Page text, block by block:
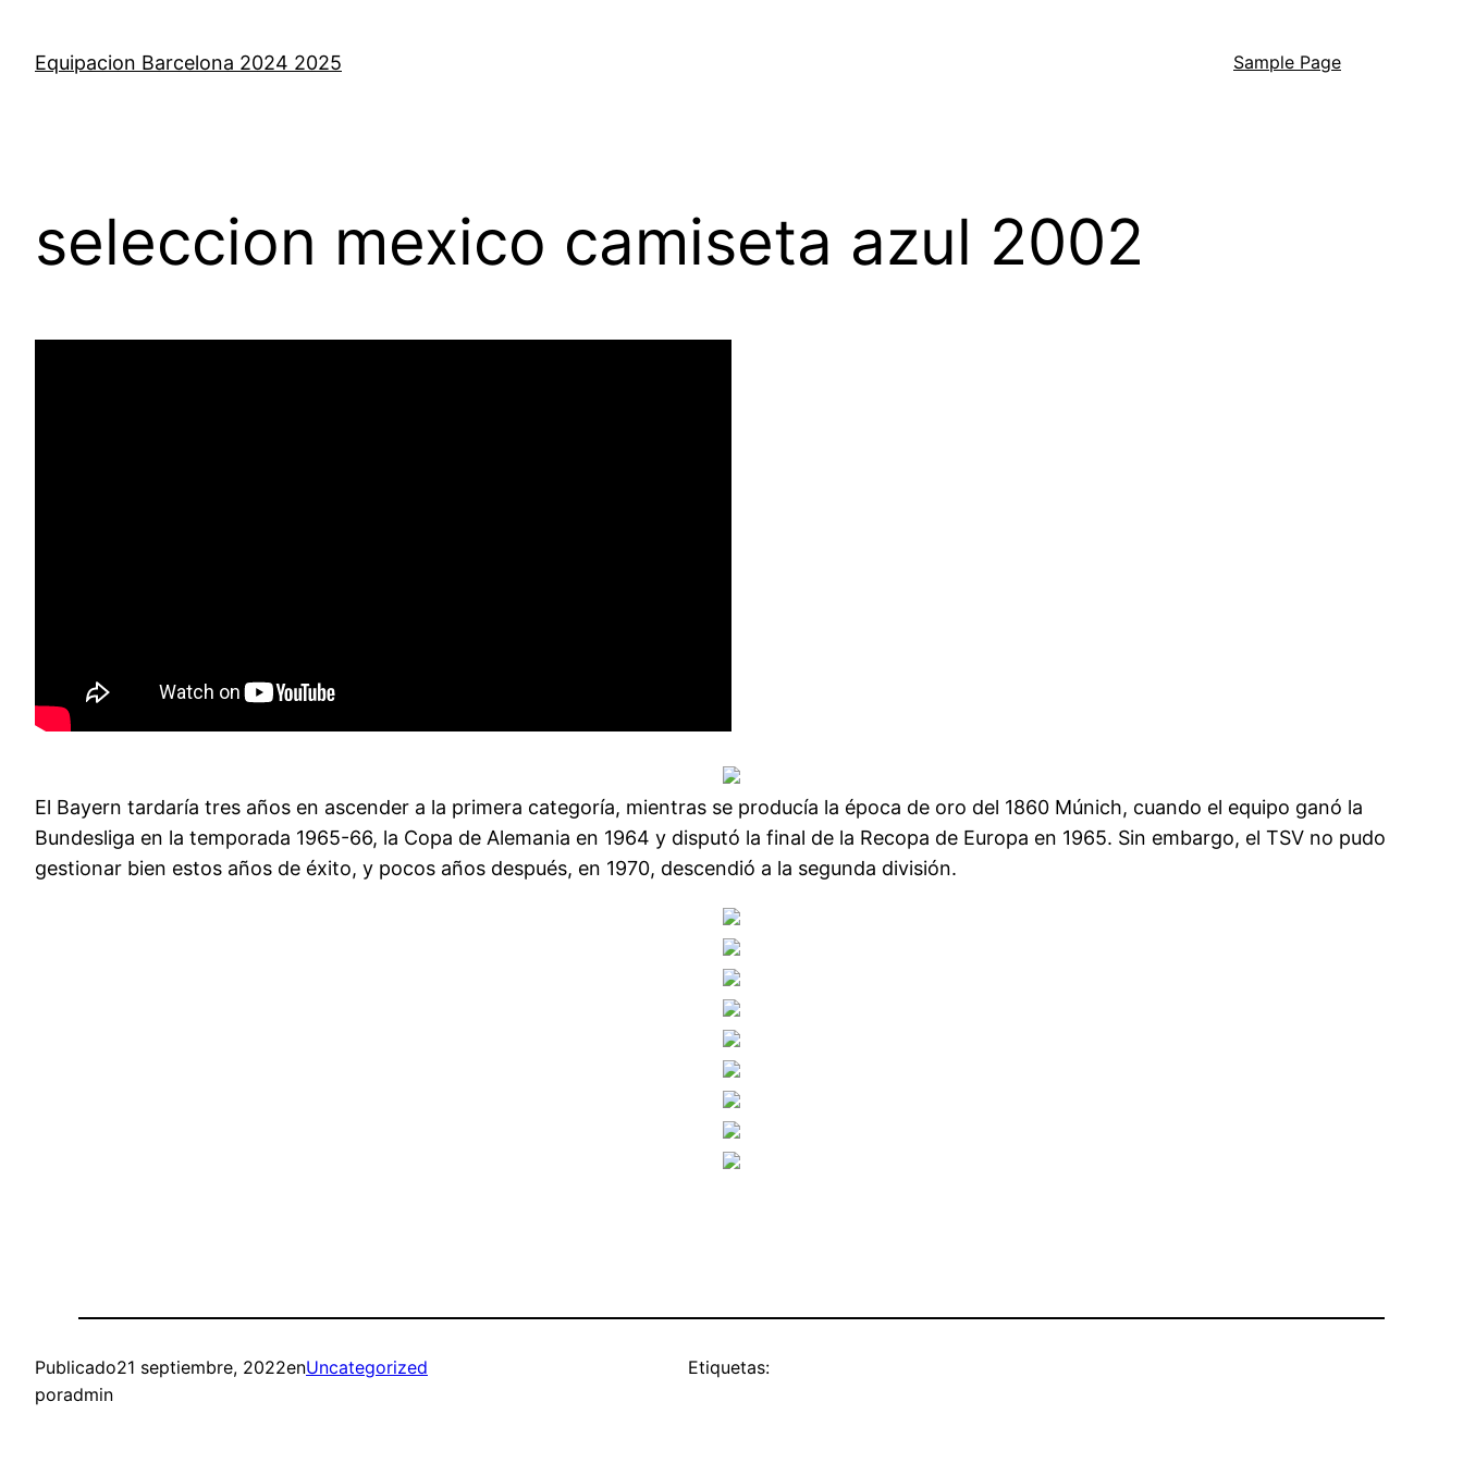
contenido
Equipacion Barcelona 2024 2025 Sample Page
seleccion mexico camiseta azul 2002
El Bayern tardaría tres años en ascender a la primera categoría, mientras se producía la época de oro del 1860 Múnich, cuando el equipo ganó la
Bundesliga en la temporada 1965-66, la Copa de Alemania en 1964 y disputó la final de la Recopa de Europa en 1965. Sin embargo, el TSV no pudo
gestionar bien estos años de éxito, y pocos años después, en 1970, descendió a la segunda división.
Publicado21 septiembre, 2022enUncategorized
poradmin
Etiquetas: